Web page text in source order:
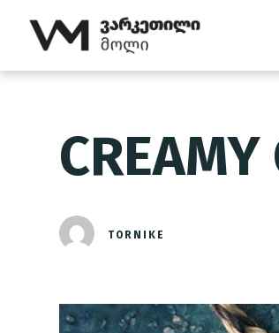
TORNIKE